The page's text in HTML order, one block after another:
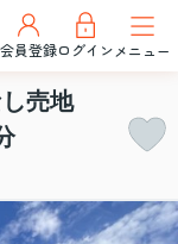
会員登録ログインメニュー
し売地